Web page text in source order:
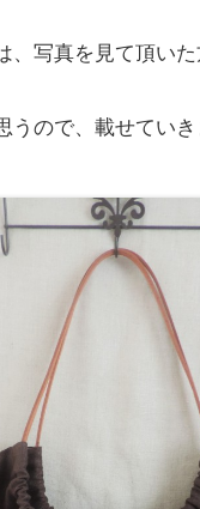
、写真を見て頂い
うので、載せてい